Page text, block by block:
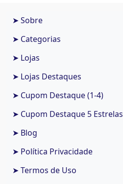
➤ Sobre
➤ Categorias
➤ Lojas
➤ Lojas Destaques
➤ Cupom Destaque (1-4)
➤ Cupom Destaque 5 Estrelas
➤ Blog
➤ Política Privacidade
➤ Termos de Uso